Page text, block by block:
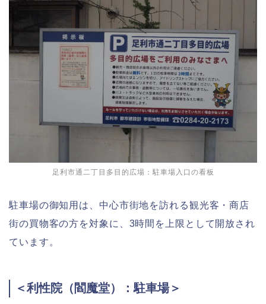
足利市通二丁目多目的広場：駐車場入口の看板
駐車場の御知用は、中心市街地を訪れる観光客・商店
街の買物客の方を対象に、3時間を上限として開放され
ています。
＜利性院（閻魔堂）：駐車場＞